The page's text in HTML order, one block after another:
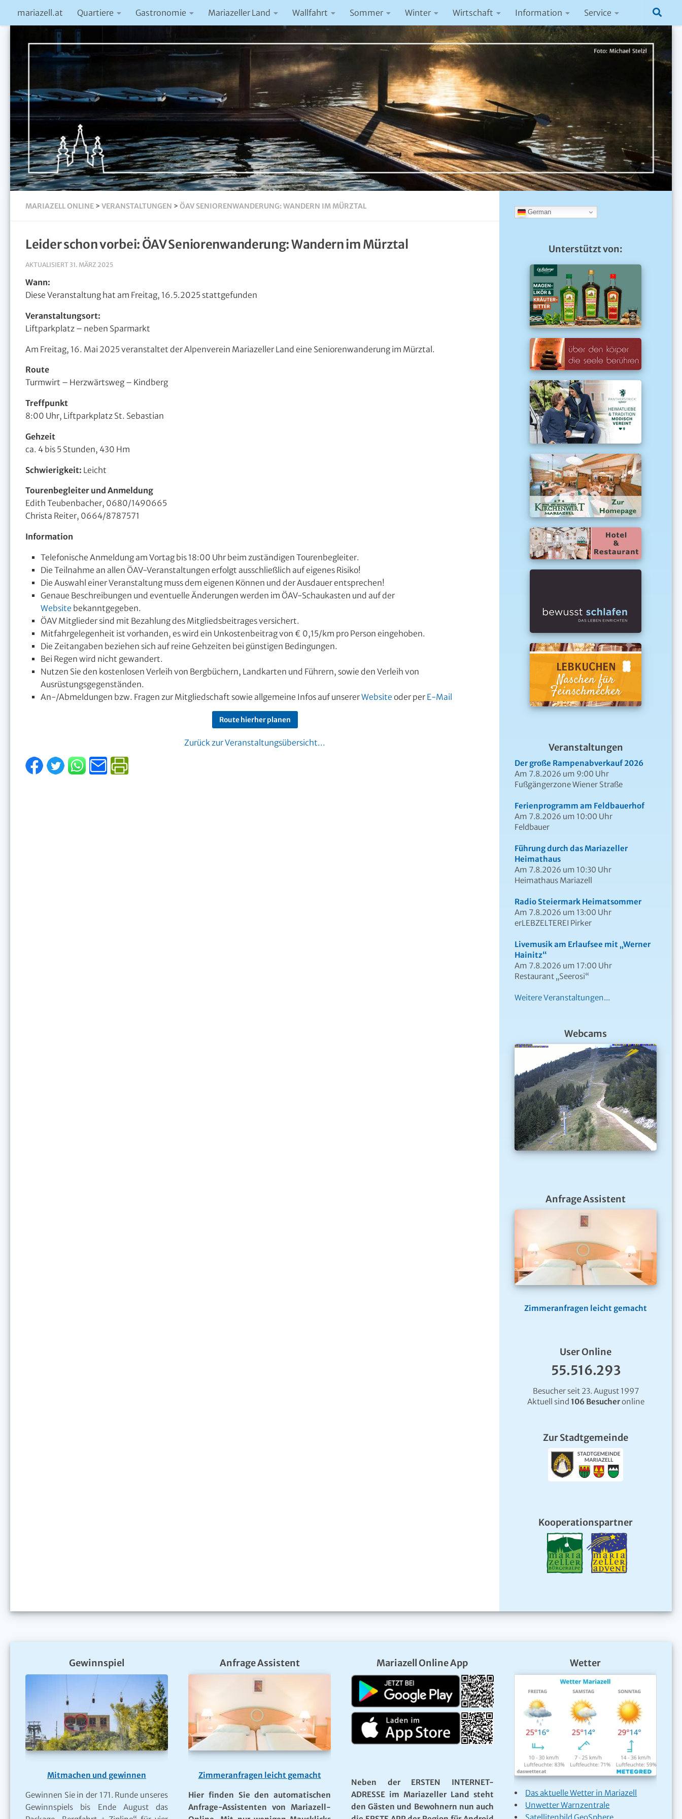
mariazell.at Quartiere Gastronomie Mariazeller Land Wallfahrt Sommer Winter Wirtschaft Information Service
MARIAZELL ONLINE > VERANSTALTUNGEN > ÖAV SENIORENWANDERUNG: WANDERN IM MÜRZTAL
Leider schon vorbei: ÖAV Seniorenwanderung: Wandern im Mürztal
AKTUALISIERT 31. MÄRZ 2025
Wann:
Diese Veranstaltung hat am Freitag, 16.5.2025 stattgefunden
Veranstaltungsort:
Liftparkplatz – neben Sparmarkt
Am Freitag, 16. Mai 2025 veranstaltet der Alpenverein Mariazeller Land eine Seniorenwanderung im Mürztal.
Route
Turmwirt – Herzwärtsweg – Kindberg
Treffpunkt
8:00 Uhr, Liftparkplatz St. Sebastian
Gehzeit
ca. 4 bis 5 Stunden, 430 Hm
Schwierigkeit: Leicht
Tourenbegleiter und Anmeldung
Edith Teubenbacher, 0680/1490665
Christa Reiter, 0664/8787571
Information
Telefonische Anmeldung am Vortag bis 18:00 Uhr beim zuständigen Tourenbegleiter.
Die Teilnahme an allen ÖAV-Veranstaltungen erfolgt ausschließlich auf eigenes Risiko!
Die Auswahl einer Veranstaltung muss dem eigenen Können und der Ausdauer entsprechen!
Genaue Beschreibungen und eventuelle Änderungen werden im ÖAV-Schaukasten und auf der
Website bekanntgegeben.
ÖAV Mitglieder sind mit Bezahlung des Mitgliedsbeitrages versichert.
Mitfahrgelegenheit ist vorhanden, es wird ein Unkostenbeitrag von € 0,15/km pro Person eingehoben.
Die Zeitangaben beziehen sich auf reine Gehzeiten bei günstigen Bedingungen.
Bei Regen wird nicht gewandert.
Nutzen Sie den kostenlosen Verleih von Bergbüchern, Landkarten und Führern, sowie den Verleih von
Ausrüstungsgegenständen.
An-/Abmeldungen bzw. Fragen zur Mitgliedschaft sowie allgemeine Infos auf unsererWebsite oder per E-Mail
Route hierher planen
Zurück zur Veranstaltungsübersicht...
German
Unterstützt von:
Veranstaltungen
Der große Rampenabverkauf 2026
Am 7.8.2026 um 9:00 Uhr
Fußgängerzone Wiener Straße
Ferienprogramm am Feldbauerhof
Am 7.8.2026 um 10:00 Uhr
Feldbauer
Führung durch das Mariazeller
Heimathaus
Am 7.8.2026 um 10:30 Uhr
Heimathaus Mariazell
Radio Steiermark Heimatsommer
Am 7.8.2026 um 13:00 Uhr
erLEBZELTEREI Pirker
Livemusik am Erlaufsee mit „Werner
Hainitz“
Am 7.8.2026 um 17:00 Uhr
Restaurant „Seerosi“
Weitere Veranstaltungen...
Webcams
Anfrage Assistent
Zimmeranfragen leicht gemacht
User Online
55.516.293
Besucher seit 23. August 1997
Aktuell sind 106 Besucheronline
Zur Stadtgemeinde
Kooperationspartner
Gewinnspiel
Mitmachen und gewinnen
Gewinnen Sie in der 171. Runde unseres
Gewinnspiels bis Ende August das
Anfrage Assistent
Zimmeranfragen leicht gemacht
Hier finden Sie den automatischen
Anfrage-Assistenten von Mariazell-
Mariazell Online App
Neben der ERSTEN INTERNET-
ADRESSE im Mariazeller Land steht
den Gästen und Bewohnern nun auch
Wetter
Das aktuelle Wetter in Mariazell
Unwetter Warnzentrale